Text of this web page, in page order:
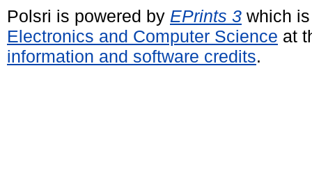
Polsri is powered by EPrints 3 which
Electronics and Computer Science at
information and software credits.